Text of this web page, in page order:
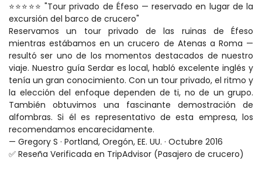
⭐⭐⭐⭐⭐ "Tour privado de Éfeso — reservado en lugar de la
excursión del barco de crucero"
Reservamos un tour privado de las ruinas de Éfeso
mientras estábamos en un crucero de Atenas a Roma —
resultó ser uno de los momentos destacados de nuestro
viaje. Nuestro guía Serdar es local, habló excelente inglés y
tenía un gran conocimiento. Con un tour privado, el ritmo y
la elección del enfoque dependen de ti, no de un grupo.
También obtuvimos una fascinante demostración de
alfombras. Si él es representativo de esta empresa, los
recomendamos encarecidamente.
— Gregory S · Portland, Oregón, EE. UU. · Octubre 2016
✅ Reseña Verificada en TripAdvisor (Pasajero de crucero)